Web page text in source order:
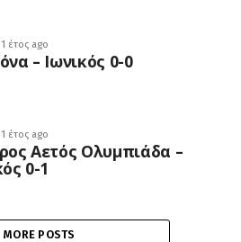
1 έτος ago
– Ιωνικός 0-0
1 έτος ago
Αετός Ολυμπιάδα –
0-1
MORE POSTS